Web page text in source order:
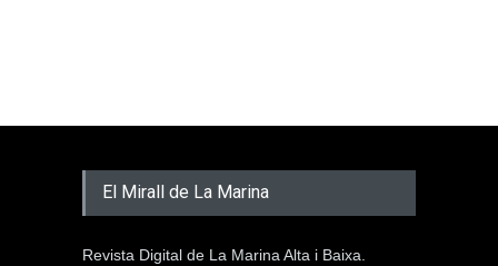
El Mirall de La Marina
Revista Digital de La Marina Alta i Baixa.